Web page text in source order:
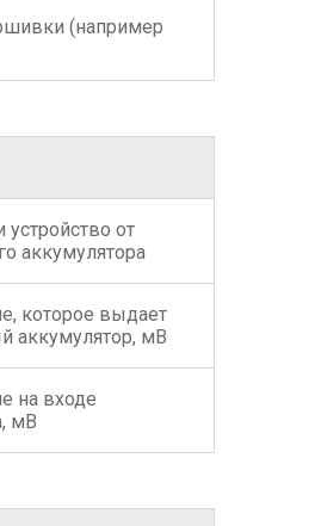
(например
устройство от
аккумулятора
которое выдает
аккумулятор, мВ
на входе
мВ